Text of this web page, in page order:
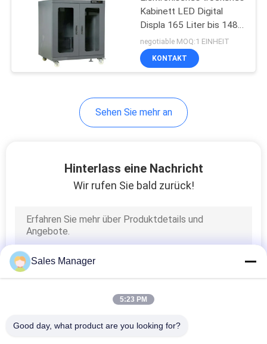
Kabinett LED Digital
Displa 165 Liter bis 1482
Liter Kapazitäts-
negotiable MOQ:1 EINHEIT
KONTAKT
Sehen Sie mehr an
Hinterlass eine Nachricht
Wir rufen Sie bald zurück!
Sales Manager
5:23 PM
Good day, what product are you looking for?